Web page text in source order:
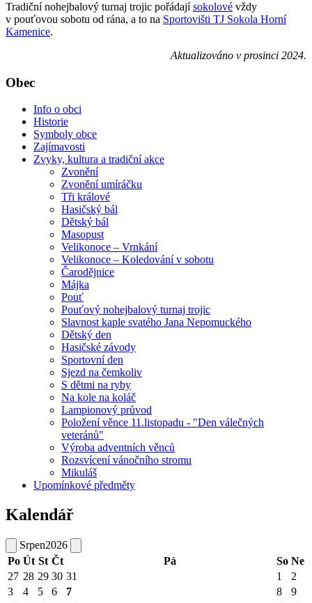
Tradiční nohejbalový turnaj trojic pořádajísokolové vždy
v pouťovou sobotu od rána, a to na Sportovišti TJ Sokola Horní
Kamenice.
Aktualizováno v prosinci 2024.
Obec
Info o obci
Historie
Symboly obce
Zajímavosti
Zvyky, kultura a tradiční akce
Zvonění
Zvonění umíráčku
Tři králové
Hasičský bál
Dětský bál
Masopust
Velikonoce – Vrnkání
Velikonoce – Koledování v sobotu
Čarodějnice
Májka
Pouť
Pouťový nohejbalový turnaj trojic
Slavnost kaple svatého Jana Nepomuckého
Dětský den
Hasičské závody
Sportovní den
Sjezd na čemkoliv
S dětmi na ryby
Na kole na koláč
Lampionový průvod
Položení věnce 11.listopadu - "Den válečných
veteránů"
Výroba adventních věnců
Rozsvícení vánočního stromu
Mikuláš
Upomínkové předměty
Kalendář
Srpen2026
Po Út St Čt Pá So Ne
27 28 29 30 31 1
2
3
4 5 6 7 8
9